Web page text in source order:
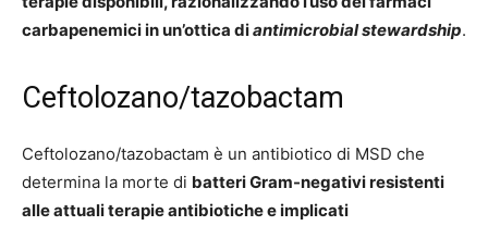
carbapenemici in un’ottica diantimicrobial stewardship.
Ceftolozano/tazobactam
Ceftolozano/tazobactam è un antibiotico di MSD che
determina la morte di batteri Gram-negativi resistenti
alle attuali terapie antibiotiche e implicati